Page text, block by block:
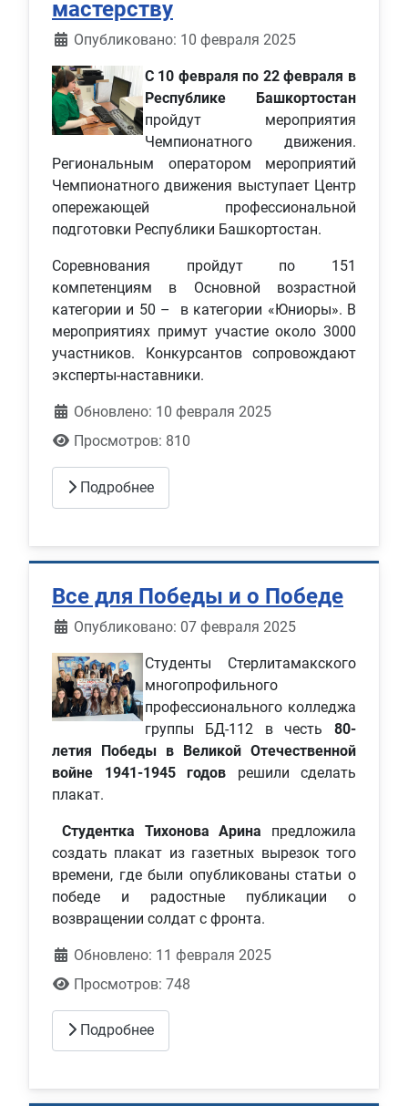
мастерству
Информация о материале
Опубликовано: 10 февраля 2025
С 10 февраля по 22 февраля в
Республике Башкортостан
пройдут мероприятия
Чемпионатного движения.
Региональным оператором мероприятий
Чемпионатного движения выступает Центр
опережающей профессиональной
подготовки Республики Башкортостан.
Соревнования пройдут по 151
компетенциям в Основной возрастной
категории и 50 – в категории «Юниоры». В
мероприятиях примут участие около 3000
участников. Конкурсантов сопровождают
эксперты-наставники.
Обновлено: 10 февраля 2025
Просмотров: 810
Подробнее
Все для Победы и о Победе
Информация о материале
Опубликовано: 07 февраля 2025
Студенты Стерлитамакского
многопрофильного
профессионального колледжа
группы БД-112 в честь 80-
летия Победы в Великой Отечественной
войне 1941-1945 годов решили сделать
плакат.
Студентка Тихонова Арина предложила
создать плакат из газетных вырезок того
времени, где были опубликованы статьи о
победе и радостные публикации о
возвращении солдат с фронта.
Обновлено: 11 февраля 2025
Просмотров: 748
Подробнее